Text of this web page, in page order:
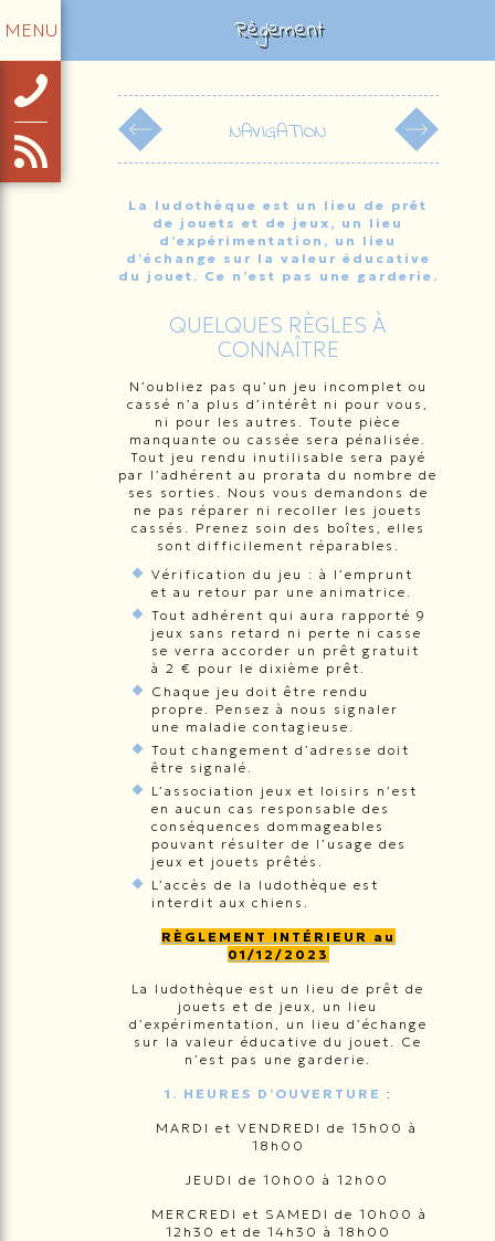
MENU Règlement
La ludothèque est un lieu de prêt
de jouets et de jeux, un lieu
d’expérimentation, un lieu
d’échange sur la valeur éducative
du jouet. Ce n’est pas une garderie.
QUELQUES RÈGLES À
CONNAÎTRE
N’oubliez pas qu’un jeu incomplet ou
cassé n’a plus d’intérêt ni pour vous,
ni pour les autres. Toute pièce
manquante ou cassée sera pénalisée.
Tout jeu rendu inutilisable sera payé
par l’adhérent au prorata du nombre de
ses sorties. Nous vous demandons de
ne pas réparer ni recoller les jouets
cassés. Prenez soin des boîtes, elles
sont difficilement réparables.
Vérification du jeu : à l’emprunt
et au retour par une animatrice.
Tout adhérent qui aura rapporté 9
jeux sans retard ni perte ni casse
se verra accorder un prêt gratuit
à 2 € pour le dixième prêt.
Chaque jeu doit être rendu
propre. Pensez à nous signaler
une maladie contagieuse.
Tout changement d’adresse doit
être signalé.
L’association jeux et loisirs n’est
en aucun cas responsable des
conséquences dommageables
pouvant résulter de l’usage des
jeux et jouets prêtés.
L’accès de la ludothèque est
interdit aux chiens.
RÈGLEMENT INTÉRIEUR au
01/12/2023
La ludothèque est un lieu de prêt de
jouets et de jeux, un lieu
d’expérimentation, un lieu d’échange
sur la valeur éducative du jouet. Ce
n’est pas une garderie.
1. HEURES D’OUVERTURE :
MARDI et VENDREDI de 15h00 à
18h00
JEUDI de 10h00 à 12h00
MERCREDI et SAMEDI de 10h00 à
12h30 et de 14h30 à 18h00